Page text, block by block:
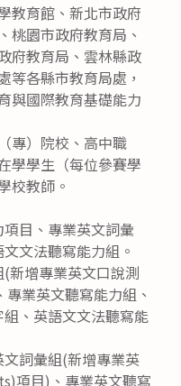
教育館、新北市政府
桃園市政府教育局、
府教育局、雲林縣政
等各縣市教育局處，
與國際教育基礎能力
專）院校、高中職
學學生（每位參賽學
校教師。
目、專業英文詞彙
文法聽寫能力組。
新增專業英文口說測
業英文聽寫能力組、
、英語文文法聽寫能
詞彙組(新增專業英
項目)、專業英文聽寫